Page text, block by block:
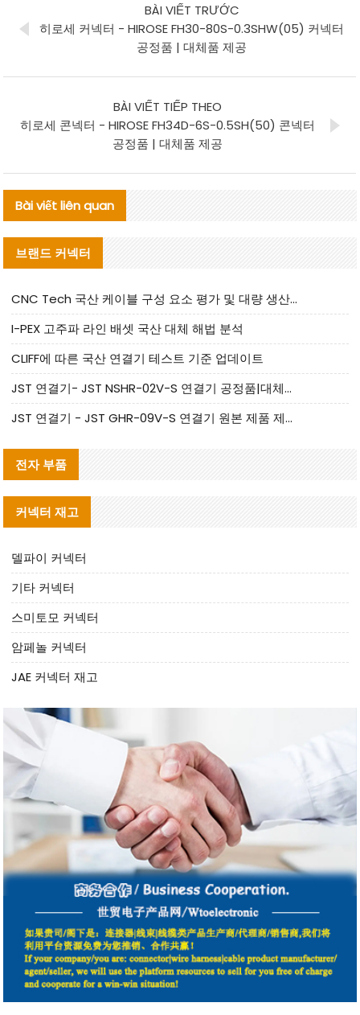
BÀI VIẾT TRƯỚC
히로세 커넥터 - HIROSE FH30-80S-0.3SHW(05) 커넥터
공정품 | 대체품 제공
BÀI VIẾT TIẾP THEO
히로세 콘넥터 - HIROSE FH34D-6S-0.5SH(50) 콘넥터
공정품 | 대체품 제공
Bài viết liên quan
브랜드 커넥터
CNC Tech 국산 케이블 구성 요소 평가 및 대량 생산 적합성 가이드
I-PEX 고주파 라인 배셋 국산 대체 해법 분석
CLIFF에 따른 국산 연결기 테스트 기준 업데이트
JST 연결기- JST NSHR-02V-S 연결기 공정품|대체품 제공
JST 연결기 - JST GHR-09V-S 연결기 원본 제품 제공 | 대체품 제공
전자 부품
커넥터 재고
델파이 커넥터
기타 커넥터
스미토모 커넥터
암페놀 커넥터
JAE 커넥터 재고